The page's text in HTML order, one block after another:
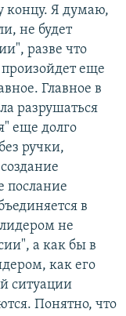
концу. Я думаю,
не будет
разве что
еще
Главное в
разрушаться
еще долго
ручки,
послание
в
не
а как бы в
как его
ситуации
Понятно, что